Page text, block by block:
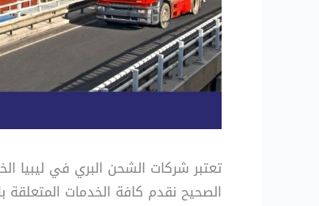
تعتبر شركات الشحن البري في ليبيا
الصحيح نقدم كافة الخدمات المتعلقة